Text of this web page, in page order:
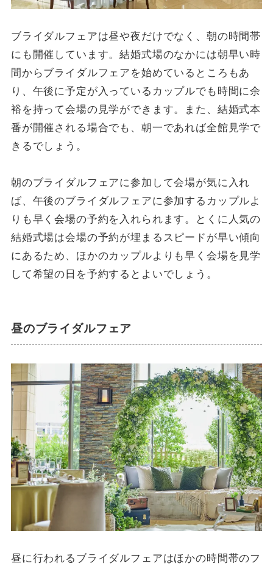
ブライダルフェアは昼や夜だけでなく、朝の時間帯
にも開催しています。結婚式場のなかには朝早い時
間からブライダルフェアを始めているところもあ
り、午後に予定が入っているカップルでも時間に余
裕を持って会場の見学ができます。また、結婚式本
番が開催される場合でも、朝一であれば全館見学で
きるでしょう。
朝のブライダルフェアに参加して会場が気に入れ
ば、午後のブライダルフェアに参加するカップルよ
りも早く会場の予約を入れられます。とくに人気の
結婚式場は会場の予約が埋まるスピードが早い傾向
にあるため、ほかのカップルよりも早く会場を見学
して希望の日を予約するとよいでしょう。
昼のブライダルフェア
昼に行われるブライダルフェアはほかの時間帯のフ